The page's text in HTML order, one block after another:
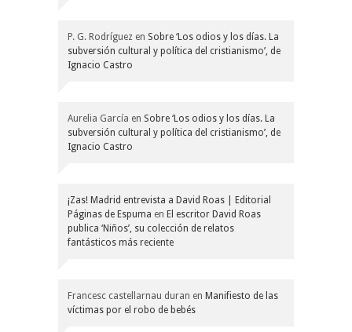
P. G. Rodríguez en Sobre ‘Los odios y los días. La
subversión cultural y política del cristianismo’, de
Ignacio Castro
Aurelia García en Sobre ‘Los odios y los días. La
subversión cultural y política del cristianismo’, de
Ignacio Castro
¡Zas! Madrid entrevista a David Roas | Editorial
Páginas de Espuma en El escritor David Roas
publica ‘Niños’, su colección de relatos
fantásticos más reciente
Francesc castellarnau duran en Manifiesto de las
víctimas por el robo de bebés